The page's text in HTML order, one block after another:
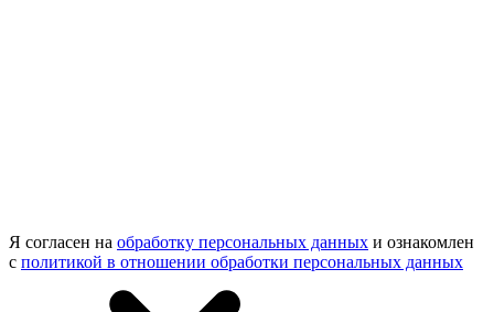
Я согласен на обработку персональных данных и ознакомлен
с политикой в отношении обработки персональных данных